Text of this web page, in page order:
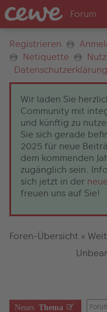
Registrieren
Netiquette
Datenschutzerklärung
Wir laden Sie
Community mit
und künftig zu
Sie sich gerade
2025 für neue
dem kommenden
zugänglich sein.
sich jetzt in der
freuen uns auf Sie!
Foren-Übersicht »
Neues Thema